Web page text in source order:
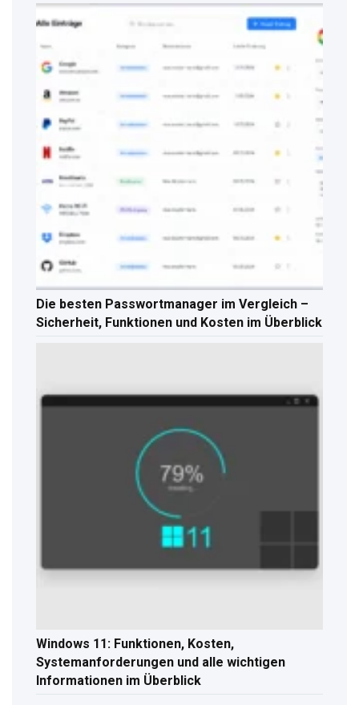
Die besten Passwortmanager im Vergleich –
Sicherheit, Funktionen und Kosten im Überblick
Windows 11: Funktionen, Kosten,
Systemanforderungen und alle wichtigen
Informationen im Überblick